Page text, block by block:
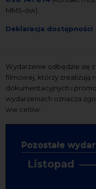
MMS-ów).
Deklaracja dostępności
Wydarzenie odbędzie się
filmowej, którzy zrealizują
dokumentacyjnych i
wydarzeniach oznacza
ww celów.
Pozostałe
Listopad